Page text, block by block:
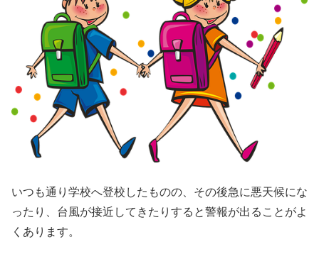
いつも通り学校へ登校したものの、その後急に悪天候にな
ったり、台風が接近してきたりすると警報が出ることがよ
くあります。